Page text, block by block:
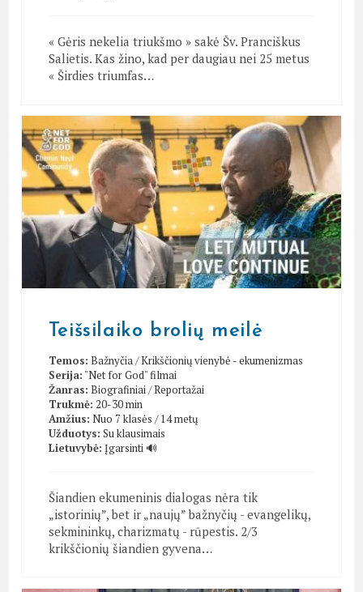
« Gėris nekelia triukšmo » sakė Šv. Pranciškus
Salietis. Kas žino, kad per daugiau nei 25 metus
« Širdies triumfas…
Teišsilaiko brolių meilė
Temos: Bažnyčia/Krikščionių vienybė - ekumenizmas
Serija: "Net for God" filmai
Žanras: Biografiniai/Reportažai
Trukmė: 20-30 min
Amžius: Nuo 7 klasės / 14 metų
Užduotys: Su klausimais
Lietuvybė: Įgarsinti 🔊
Šiandien ekumeninis dialogas nėra tik
„istorinių”, bet ir „naujų” bažnyčių - evangelikų,
sekmininkų, charizmatų - rūpestis. 2/3
krikščionių šiandien gyvena…